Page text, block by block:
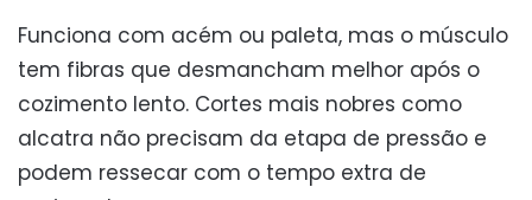
Funciona com acém ou paleta, mas o músculo
tem fibras que desmancham melhor após o
cozimento lento. Cortes mais nobres como
alcatra não precisam da etapa de pressão e
podem ressecar com o tempo extra de